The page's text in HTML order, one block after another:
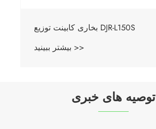
بخاری کابینت توزیع DJR-L150S
بیشتر ببینید >>
توصیه های خبری